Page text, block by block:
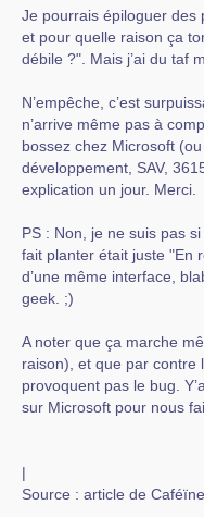
Je pourrais épiloguer des
et pour quelle raison ça
débile ?". Mais j’ai du taf
N’empêche, c’est
n’arrive même pas à
bossez chez Microsoft
développement, SAV,
explication un jour. Merci.
PS : Non, je ne suis pas
fait planter était juste "En
d’une même interface,
geek. ;)
A noter que ça marche
raison), et que par contre
provoquent pas le bug.
sur Microsoft pour nous
|
Source : article de